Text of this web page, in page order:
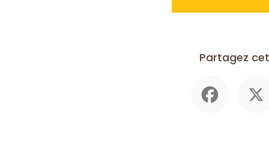
Partagez